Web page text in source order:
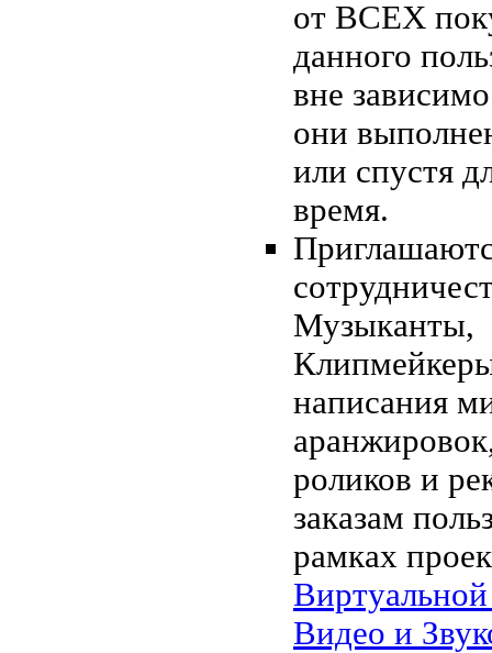
от ВСЕХ
данного
вне
они
или спустя
время.
Музыканты,
написания
роликов и
заказам
рамках
Видео и